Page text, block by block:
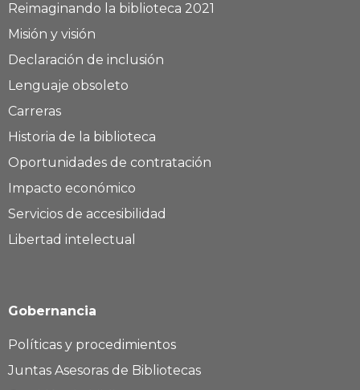
Reimaginando la biblioteca 2021
Misión y visión
Declaración de inclusión
Lenguaje obsoleto
Carreras
Historia de la biblioteca
Oportunidades de contratación
Impacto económico
Servicios de accesibilidad
Libertad intelectual
Gobernancia
Políticas y procedimientos
Juntas Asesoras de Bibliotecas